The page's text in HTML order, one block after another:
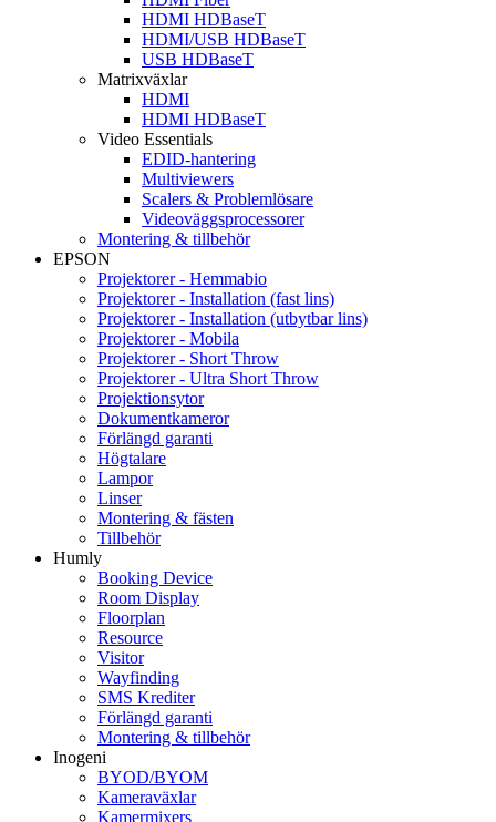
HDMI HDBaseT
HDMI/USB HDBaseT
USB HDBaseT
Matrixväxlar
HDMI
HDMI HDBaseT
Video Essentials
EDID-hantering
Multiviewers
Scalers & Problemlösare
Videoväggsprocessorer
Montering & tillbehör
EPSON
Projektorer - Hemmabio
Projektorer - Installation (fast lins)
Projektorer - Installation (utbytbar lins)
Projektorer - Mobila
Projektorer - Short Throw
Projektorer - Ultra Short Throw
Projektionsytor
Dokumentkameror
Förlängd garanti
Högtalare
Lampor
Linser
Montering & fästen
Tillbehör
Humly
Booking Device
Room Display
Floorplan
Resource
Visitor
Wayfinding
SMS Krediter
Förlängd garanti
Montering & tillbehör
Inogeni
BYOD/BYOM
Kameraväxlar
Kamermixers